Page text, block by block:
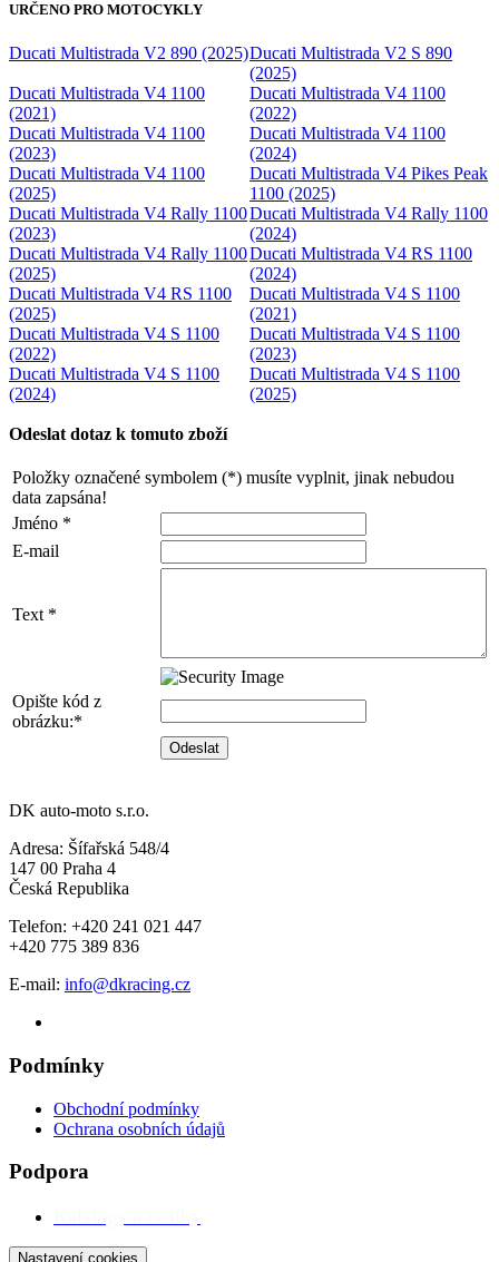
URČENO PRO MOTOCYKLY
Ducati Multistrada V2 890 (2025)Ducati Multistrada V2 S 890
(2025)
Ducati Multistrada V4 1100
(2021)
Ducati Multistrada V4 1100
(2022)
Ducati Multistrada V4 1100
(2023)
Ducati Multistrada V4 1100
(2024)
Ducati Multistrada V4 1100
(2025)
Ducati Multistrada V4 Pikes Peak
1100 (2025)
Ducati Multistrada V4 Rally 1100
(2023)
Ducati Multistrada V4 Rally 1100
(2024)
Ducati Multistrada V4 Rally 1100
(2025)
Ducati Multistrada V4 RS 1100
(2024)
Ducati Multistrada V4 RS 1100
(2025)
Ducati Multistrada V4 S 1100
(2021)
Ducati Multistrada V4 S 1100
(2022)
Ducati Multistrada V4 S 1100
(2023)
Ducati Multistrada V4 S 1100
(2024)
Ducati Multistrada V4 S 1100
(2025)
Odeslat dotaz k tomuto zboží
Položky označené symbolem (*) musíte vyplnit, jinak nebudou
data zapsána!
Jméno *
E-mail
Text *
Opište kód z
obrázku:*
DK auto-moto s.r.o.
Adresa: Šífařská 548/4
147 00 Praha 4
Česká Republika
Telefon: +420 241 021 447
+420 775 389 836
E-mail: info@dkracing.cz
Podmínky
Obchodní podmínky
Ochrana osobních údajů
Podpora
Nastavení cookies